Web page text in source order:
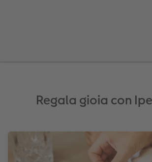
Regala gioia con